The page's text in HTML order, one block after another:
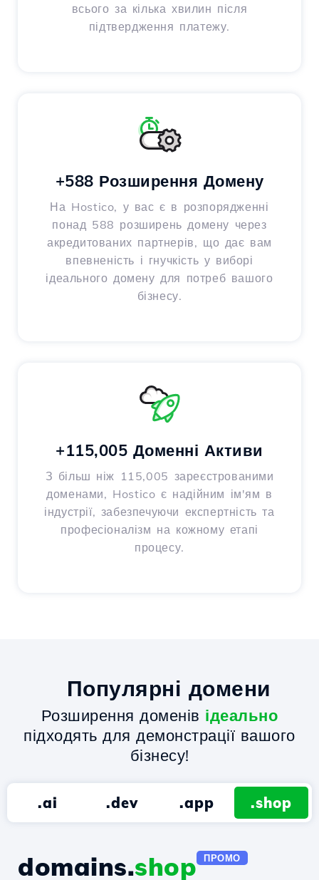
всього за кілька хвилин після
підтвердження платежу.
+588 Розширення Домену
На Hostico, у вас є в розпорядженні
понад 588 розширень домену через
акредитованих партнерів, що дає вам
впевненість і гнучкість у виборі
ідеального домену для потреб вашого
бізнесу.
+115,005 Доменні Активи
З більш ніж 115,005 зареєстрованими
доменами, Hostico є надійним ім'ям в
індустрії, забезпечуючи експертність та
професіоналізм на кожному етапі
процесу.
Популярні домени
Розширення доменів ідеально
підходять для демонстрації вашого
бізнесу!
.ai .dev .app .shop
domains.shop ПРОМО